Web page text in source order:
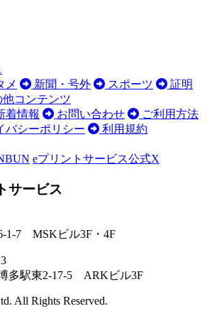
メ 新聞・号外 スポーツ
証明
他コンテンツ
着情報 お問い合わせ
ご利用方法
バシーポリシー
利用規約
eプリントサービス公式X
サービス
1-7 MSKビル3F・4F
多駅東2-17-5 ARKビル3F
All Rights Reserved.